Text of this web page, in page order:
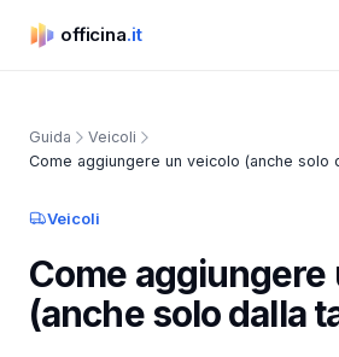
officina.it
officina.it
Guida
Veicoli
Come aggiungere un veicolo (anche solo
Veicoli
Come aggiungere
(anche solo dalla